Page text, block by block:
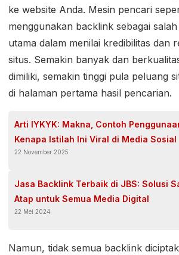
ke website Anda. Mesin pencari
menggunakan backlink sebagai
utama dalam menilai kredibilitas dan
situs. Semakin banyak dan
dimiliki, semakin tinggi pula peluang
di halaman pertama hasil pencarian.
Arti IYKYK: Makna, Contoh
Kenapa Istilah Ini Viral di Media Sosial
22 November 2025
Jasa Backlink Terbaik di JBS: Solusi
Atap untuk Semua Media Digital
22 Mei 2024
Namun, tidak semua backlink